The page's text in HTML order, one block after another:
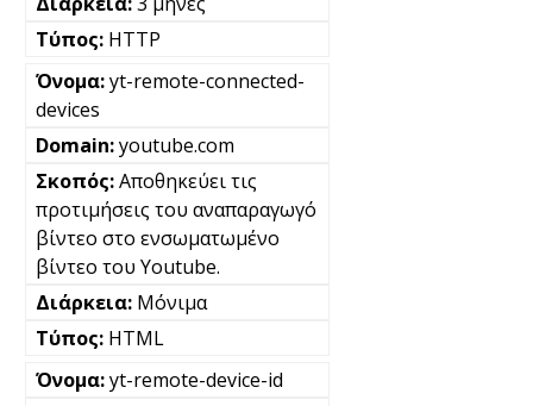
HTTP
yt-remote-connected-
devices
youtube.com
Αποθηκεύει τις
προτιμήσεις του αναπαραγωγό
βίντεο στο ενσωματωμένο
βίντεο του Youtube.
Μόνιμα
HTML
yt-remote-device-id